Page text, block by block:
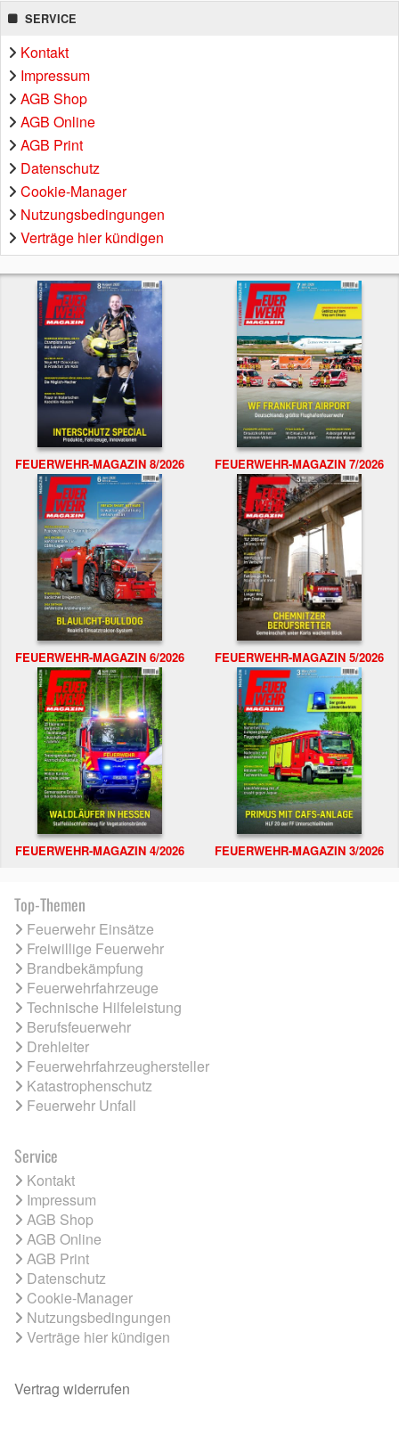
SERVICE
Kontakt
Impressum
AGB Shop
AGB Online
AGB Print
Datenschutz
Cookie-Manager
Nutzungsbedingungen
Verträge hier kündigen
FEUERWEHR-MAGAZIN 8/2026 FEUERWEHR-MAGAZIN 7/2026
FEUERWEHR-MAGAZIN 6/2026 FEUERWEHR-MAGAZIN 5/2026
FEUERWEHR-MAGAZIN 4/2026 FEUERWEHR-MAGAZIN 3/2026
Top-Themen
Feuerwehr Einsätze
Freiwillige Feuerwehr
Brandbekämpfung
Feuerwehrfahrzeuge
Technische Hilfeleistung
Berufsfeuerwehr
Drehleiter
Feuerwehrfahrzeughersteller
Katastrophenschutz
Feuerwehr Unfall
Service
Kontakt
Impressum
AGB Shop
AGB Online
AGB Print
Datenschutz
Cookie-Manager
Nutzungsbedingungen
Verträge hier kündigen
Vertrag widerrufen